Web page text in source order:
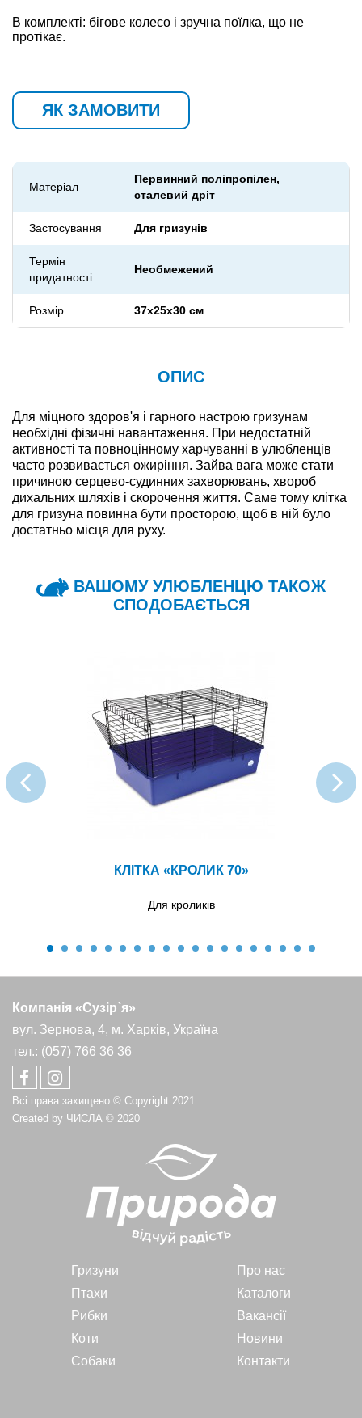
В комплекті: бігове колесо і зручна поїлка, що не
протікає.
ЯК ЗАМОВИТИ
Матеріал
Первинний поліпропілен,
сталевий дріт
Застосування Для гризунів
Термін
придатності
Необмежений
Розмір 37х25х30 см
ОПИС
Для міцного здоров'я і гарного настрою гризунам
необхідні фізичні навантаження. При недостатній
активності та повноцінному харчуванні в улюбленців
часто розвивається ожиріння. Зайва вага може стати
причиною серцево-судинних захворювань, хвороб
дихальних шляхів і скорочення життя. Саме тому клітка
для гризуна повинна бути просторою, щоб в ній було
достатньо місця для руху.
ВАШОМУ УЛЮБЛЕНЦЮ ТАКОЖ
СПОДОБАЄТЬСЯ
КЛІТКА «КРОЛИК 70»
Для кроликів
Компанія «Сузір`я»
вул. Зернова, 4, м. Харків, Україна
тел.: (057) 766 36 36
Всі права захищено © Copyright 2021
Created by ЧИСЛА © 2020
Гризуни
Птахи
Рибки
Коти
Собаки
Про нас
Каталоги
Вакансії
Новини
Контакти